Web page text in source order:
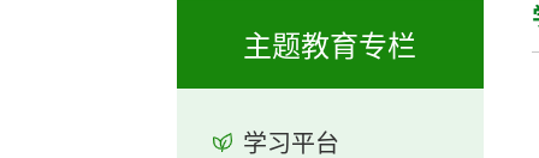
主题教育专栏
学习平台